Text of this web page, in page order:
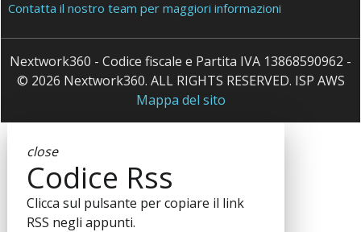
Contatta il nostro team per maggiori informazioni
Nextwork360 - Codice fiscale e Partita IVA 13868590962 -
© 2026 Nextwork360. ALL RIGHTS RESERVED. ISP AWS
Mappa del sito
close
Codice Rss
Clicca sul pulsante per copiare il link
RSS negli appunti.